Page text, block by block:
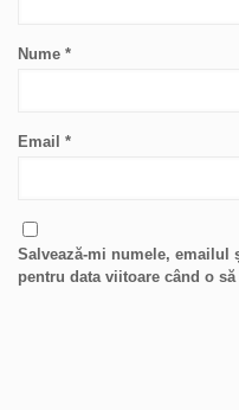
Nume *
Email *
Salvează-mi numele, emailul
pentru data viitoare când o